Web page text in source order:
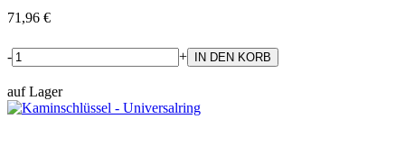
71,96 €
- +
auf Lager